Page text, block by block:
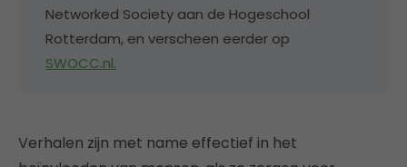
Networked Society aan de Hogeschool
Rotterdam, en verscheen eerder op
SWOCC.nl.
Verhalen zijn met name effectief in het